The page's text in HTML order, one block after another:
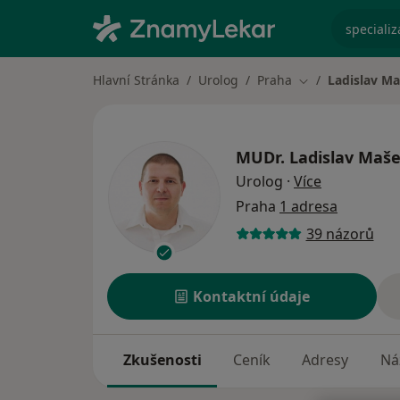
Hlavní Stránka Urolog Praha Změna města
Ladislav
MUDr. Ladislav
Urolog · Více
Praha 1 adresa
39 názorů
Kontaktní údaje
Zkušenosti Ceník Adresy